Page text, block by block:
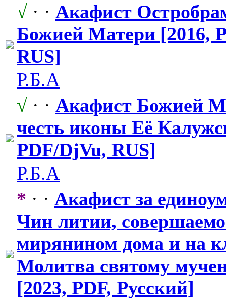
√ · · Акафист
Божией Матери [2016,
RUS]
Р.Б.А
√ · · Акафист Божией
честь иконы Её
PDF/DjVu, RUS]
Р.Б.А
* · · Акафист за
Чин литии,
мирянином дома и на
Молитва святому
[2023, PDF, Русский]